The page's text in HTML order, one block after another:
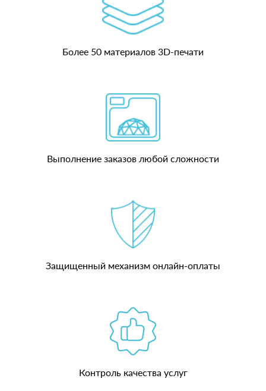
Более 50 материалов 3D-печати
Выполнение заказов любой сложности
Защищенный механизм онлайн-оплаты
Контроль качества услуг